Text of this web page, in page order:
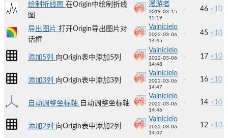
绘制折线图 在Origin中绘制折线
图
漫游者
2019-03-15
15:19
46 <10
导出图片 打开Origin导出图片对
话框
Vainicielo
2022-03-06
14:45
45 <10
添加5列 向Origin表中添加5列
Vainicielo
2022-03-06
14:48
17 <10
添加3列 向Origin表中添加3列
Vainicielo
2022-03-06
14:47
16 <10
自动调整坐标轴 自动调整坐标轴
Vainicielo
2022-03-06
14:46
14 <10
添加2列 向Origin表中添加2列
Vainicielo
2022-03-06
14:47
12 <10